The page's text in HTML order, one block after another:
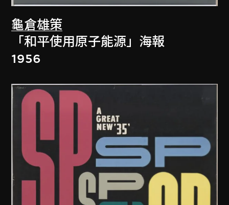
龜倉雄策
「和平使用原子能源」海報
1956